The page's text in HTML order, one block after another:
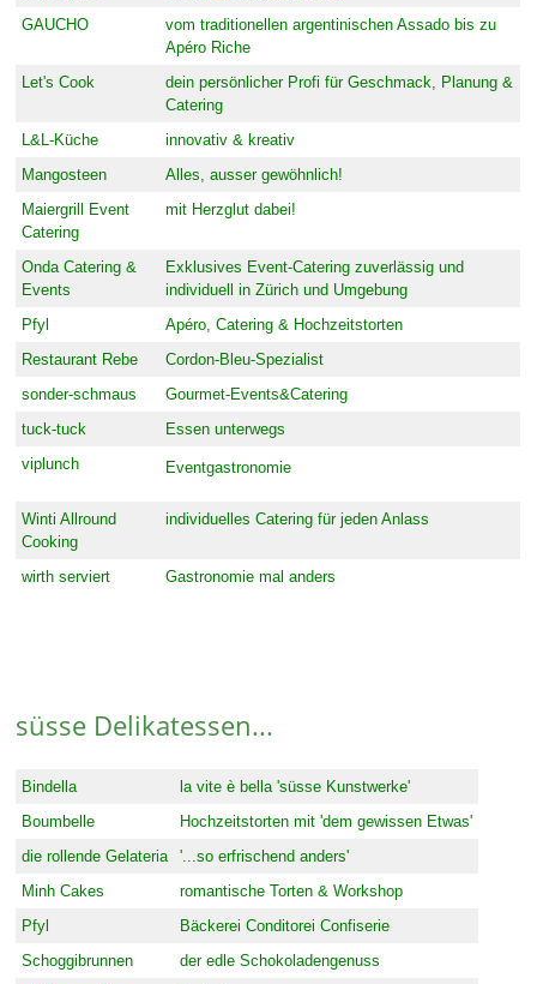
GAUCHO
vom traditionellen argentinischen Assado bis zu
Apéro Riche
Let's Cook
dein persönlicher Profi für Geschmack, Planung &
Catering
L&L-Küche
innovativ & kreativ
Mangosteen
Alles, ausser gewöhnlich!
Maiergrill Event
Catering
mit Herzglut dabei!
Onda Catering &
Events
Exklusives Event-Catering zuverlässig und
individuell in Zürich und Umgebung
Pfyl
Apéro, Catering & Hochzeitstorten
Restaurant Rebe
Cordon-Bleu-Spezialist
sonder-schmaus
Gourmet-Events&Catering
tuck-tuck
Essen unterwegs
viplunch
Eventgastronomie
Winti Allround
Cooking
individuelles Catering für jeden Anlass
wirth serviert Gastronomie mal anders
süsse Delikatessen...
Bindella
la vite è bella 'süsse Kunstwerke'
Boumbelle
Hochzeitstorten mit 'dem gewissen Etwas'
die rollende Gelateria
'...so erfrischend anders'
Minh Cakes
romantische Torten & Workshop
Pfyl
Bäckerei Conditorei Confiserie
Schoggibrunnen
der edle Schokoladengenuss